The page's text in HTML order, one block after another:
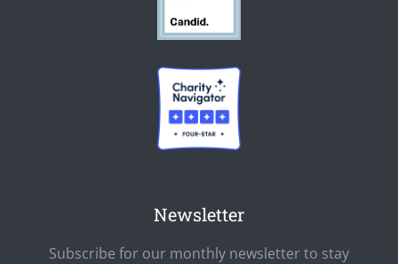
Newsletter
Subscribe for our monthly newsletter to stay